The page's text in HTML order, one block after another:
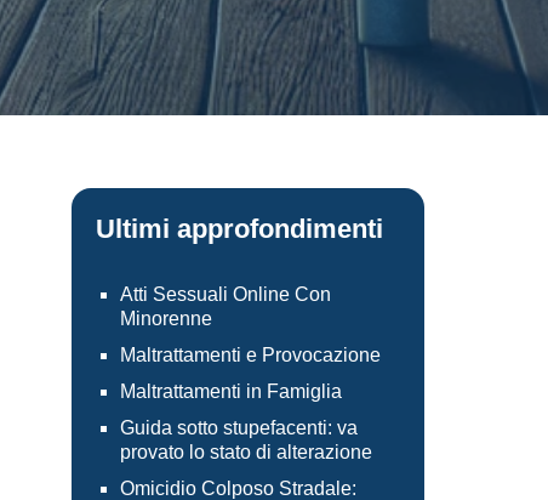
Ultimi approfondimenti
Atti Sessuali Online Con
Minorenne
Maltrattamenti e Provocazione
Maltrattamenti in Famiglia
Guida sotto stupefacenti: va
provato lo stato di alterazione
Omicidio Colposo Stradale: